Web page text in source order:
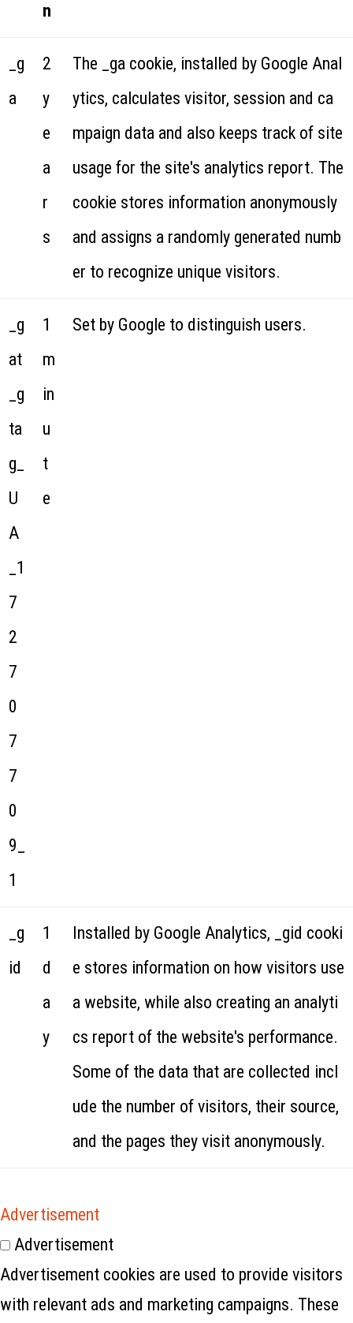
n
_g
a
2
y
e
a
r
s
The _ga cookie, installed by Google Anal
ytics, calculates visitor, session and ca
mpaign data and also keeps track of site
usage for the site's analytics report. The
cookie stores information anonymously
and assigns a randomly generated numb
er to recognize unique visitors.
_g
at
_g
ta
g_
U
A
_1
7
2
7
0
7
7
0
9_
1
1
m
in
u
t
e
Set by Google to distinguish users.
_g
id
1
d
a
y
Installed by Google Analytics, _gid cooki
e stores information on how visitors use
a website, while also creating an analyti
cs report of the website's performance.
Some of the data that are collected incl
ude the number of visitors, their source,
and the pages they visit anonymously.
Advertisement
Advertisement
Advertisement cookies are used to provide visitors
with relevant ads and marketing campaigns. These